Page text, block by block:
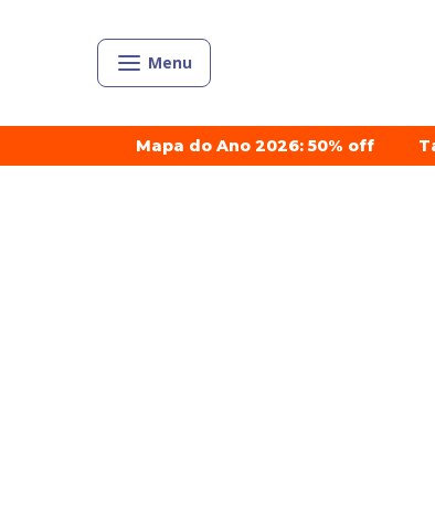
Menu
Mapa do Ano 2026: 50% off